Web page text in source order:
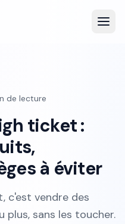
de lecture
ticket :
à éviter
c'est vendre des
sans les toucher.